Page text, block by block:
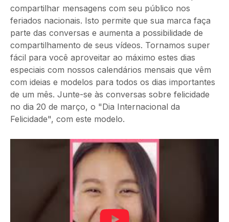
compartilhar mensagens com seu público nos
feriados nacionais. Isto permite que sua marca faça
parte das conversas e aumenta a possibilidade de
compartilhamento de seus vídeos. Tornamos super
fácil para você aproveitar ao máximo estes dias
especiais com nossos calendários mensais que vêm
com ideias e modelos para todos os dias importantes
de um mês. Junte-se às conversas sobre felicidade
no dia 20 de março, o "Dia Internacional da
Felicidade", com este modelo.